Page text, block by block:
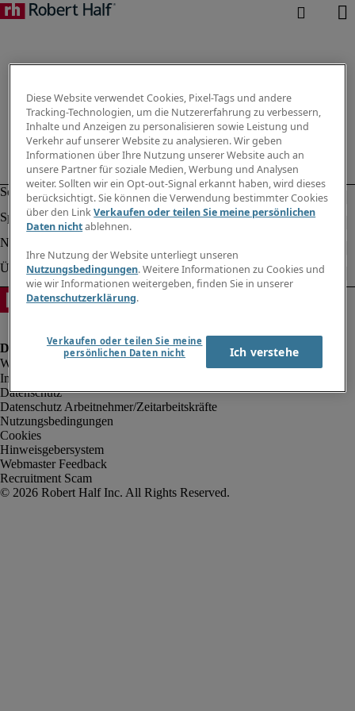
Impressum
Datenschutz
Datenschutz Arbeitnehmer/Zeitarbeitskräfte
Nutzungsbedingungen
Cookies
Hinweisgebersystem
Webmaster Feedback
Recruitment Scam
Diese Website verwendet Cookies, Pixel-Tags und andere
Tracking-Technologien, um die Nutzererfahrung zu verbessern,
Inhalte und Anzeigen zu personalisieren sowie Leistung und
Verkehr auf unserer Website zu analysieren. Wir geben
Informationen über Ihre Nutzung unserer Website auch an
unsere Partner für soziale Medien, Werbung und Analysen
weiter. Sollten wir ein Opt-out-Signal erkannt haben, wird dieses
berücksichtigt. Sie können die Verwendung bestimmter Cookies
über den LinkVerkaufen oder teilen Sie meine persönlichen
Daten nichtablehnen.
Ihre Nutzung der Website unterliegt unseren
Nutzungsbedingungen. Weitere Informationen zu Cookies und
wie wir Informationen weitergeben, finden Sie in unserer
Datenschutzerklärung.
Verkaufen oder teilen Sie meine
persönlichen Daten nicht
Ich verstehe